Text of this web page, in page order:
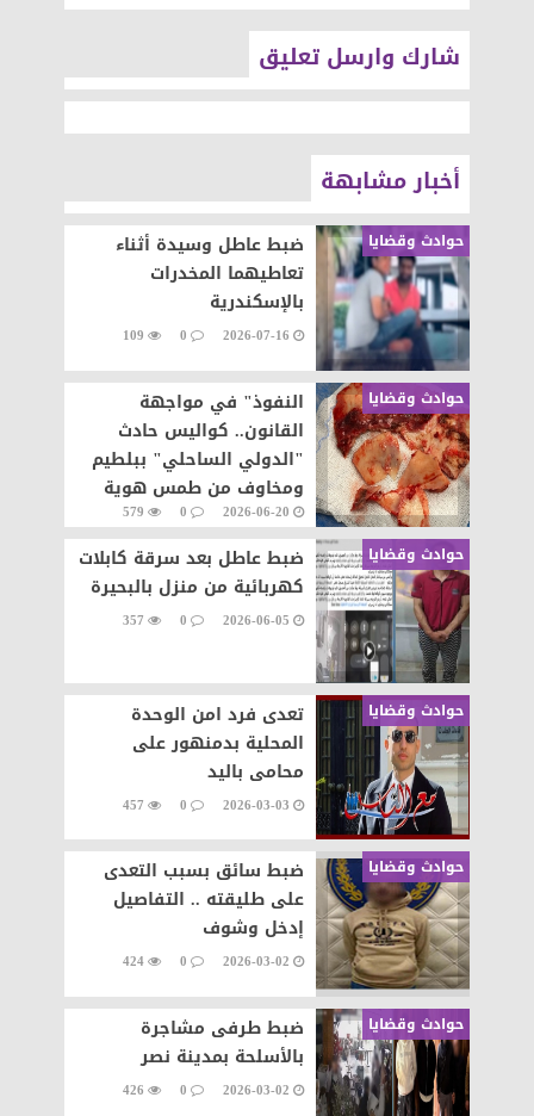
شارك وارسل تعليق
أخبار مشابهة
حوادث وقضايا
ضبط عاطل وسيدة أثناء
تعاطيهما المخدرات
بالإسكندرية
2026-07-16
0
109
حوادث وقضايا
النفوذ" في مواجهة
القانون.. كواليس حادث
"الدولي الساحلي" ببلطيم
ومخاوف من طمس هوية
المتسببة الحقيقية
2026-06-20
0
579
حوادث وقضايا
ضبط عاطل بعد سرقة كابلات
كهربائية من منزل بالبحيرة
2026-06-05
0
357
حوادث وقضايا
تعدى فرد امن الوحدة
المحلية بدمنهور على
محامى باليد
2026-03-03
0
457
حوادث وقضايا
ضبط سائق بسبب التعدى
على طليقته .. التفاصيل
إدخل وشوف
2026-03-02
0
424
حوادث وقضايا
ضبط طرفى مشاجرة
بالأسلحة بمدينة نصر
2026-03-02
0
426